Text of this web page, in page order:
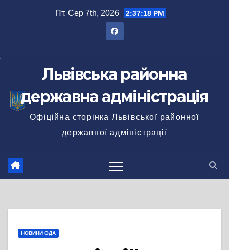
Пт. Сер 7th, 2026 2:37:19 PM
Львівська районна
державна адміністрація
Офіційна сторінка Львівської районної
державної адміністрації
НОВИНИ ОДА